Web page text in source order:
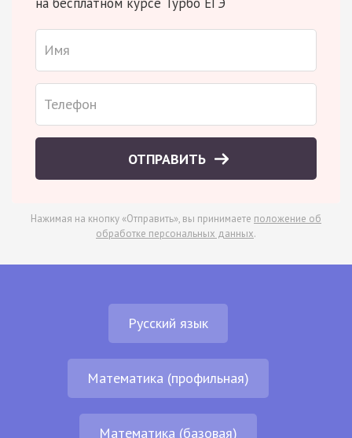
ОТПРАВИТЬ
Нажимая на кнопку «Отправить», вы принимаете положение об
обработке персональных данных.
Русский язык
Математика (профильная)
Математика (базовая)